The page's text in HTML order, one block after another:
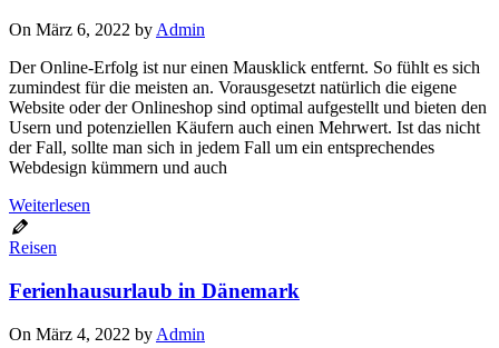
On März 6, 2022 by Admin
Der Online-Erfolg ist nur einen Mausklick entfernt. So fühlt es sich
zumindest für die meisten an. Vorausgesetzt natürlich die eigene
Website oder der Onlineshop sind optimal aufgestellt und bieten den
Usern und potenziellen Käufern auch einen Mehrwert. Ist das nicht
der Fall, sollte man sich in jedem Fall um ein entsprechendes
Webdesign kümmern und auch
Weiterlesen
Reisen
Ferienhausurlaub in Dänemark
On März 4, 2022 by Admin